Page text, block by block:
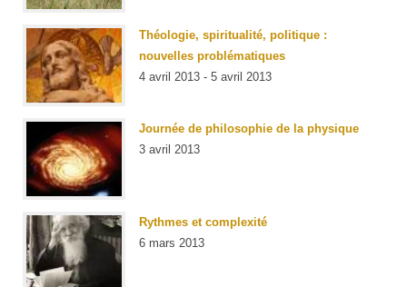
Théologie, spiritualité, politique :
nouvelles problématiques
4 avril 2013 - 5 avril 2013
Journée de philosophie de la physique
3 avril 2013
Rythmes et complexité
6 mars 2013